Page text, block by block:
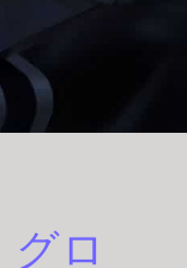
グロ